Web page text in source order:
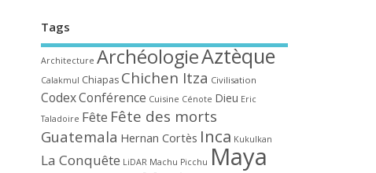
Tags
Architecture ArchéologieAztèque
Calakmul Chiapas Chichen Itza Civilisation
CodexConférence Cuisine Cénote Dieu Eric
Taladoire Fête Fête des morts
Guatemala Hernan Cortès Inca Kukulkan
La Conquête LiDAR Machu Picchu Maya